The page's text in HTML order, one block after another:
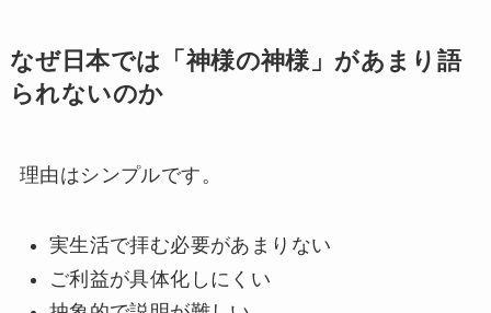
なぜ日本では「神様の神様」があまり語
られないのか
理由はシンプルです。
実生活で拝む必要があまりない
ご利益が具体化しにくい